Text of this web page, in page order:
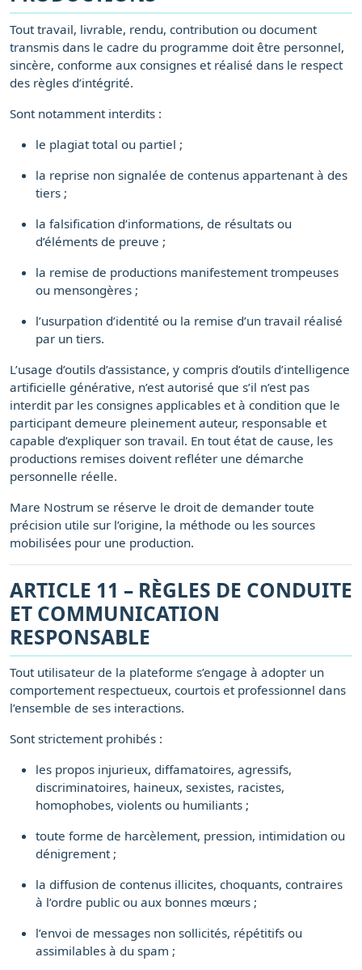
Tout travail, livrable, rendu, contribution ou document
transmis dans le cadre du programme doit être personnel,
sincère, conforme aux consignes et réalisé dans le respect
des règles d’intégrité.
Sont notamment interdits :
le plagiat total ou partiel ;
la reprise non signalée de contenus appartenant à des
tiers ;
la falsification d’informations, de résultats ou
d’éléments de preuve ;
la remise de productions manifestement trompeuses
ou mensongères ;
l’usurpation d’identité ou la remise d’un travail réalisé
par un tiers.
L’usage d’outils d’assistance, y compris d’outils d’intelligence
artificielle générative, n’est autorisé que s’il n’est pas
interdit par les consignes applicables et à condition que le
participant demeure pleinement auteur, responsable et
capable d’expliquer son travail. En tout état de cause, les
productions remises doivent refléter une démarche
personnelle réelle.
Mare Nostrum se réserve le droit de demander toute
précision utile sur l’origine, la méthode ou les sources
mobilisées pour une production.
ARTICLE 11 – RÈGLES DE CONDUITE
ET COMMUNICATION
RESPONSABLE
Tout utilisateur de la plateforme s’engage à adopter un
comportement respectueux, courtois et professionnel dans
l’ensemble de ses interactions.
Sont strictement prohibés :
les propos injurieux, diffamatoires, agressifs,
discriminatoires, haineux, sexistes, racistes,
homophobes, violents ou humiliants ;
toute forme de harcèlement, pression, intimidation ou
dénigrement ;
la diffusion de contenus illicites, choquants, contraires
à l’ordre public ou aux bonnes mœurs ;
l’envoi de messages non sollicités, répétitifs ou
assimilables à du spam ;